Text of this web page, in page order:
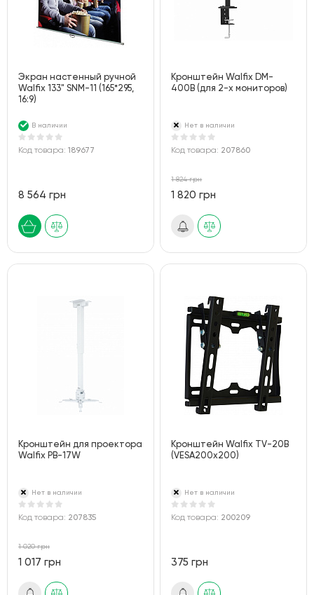
Экран настенный ручной
Walfix 133" SNM-11 (165*295,
16:9)
В наличии
Код товара: 189677
8 564 грн
Кронштейн Walfix DM-
400B (для 2-х мониторов)
Нет в наличии
Код товара: 207860
1 824 грн
1 820 грн
Кронштейн для проектора
Walfix PB-17W
Нет в наличии
Код товара: 207835
1 020 грн
1 017 грн
Кронштейн Walfix TV-20B
(VESA200х200)
Нет в наличии
Код товара: 200209
375 грн